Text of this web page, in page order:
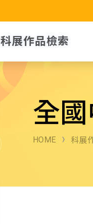
科展作品檢索
全
HOME 科展